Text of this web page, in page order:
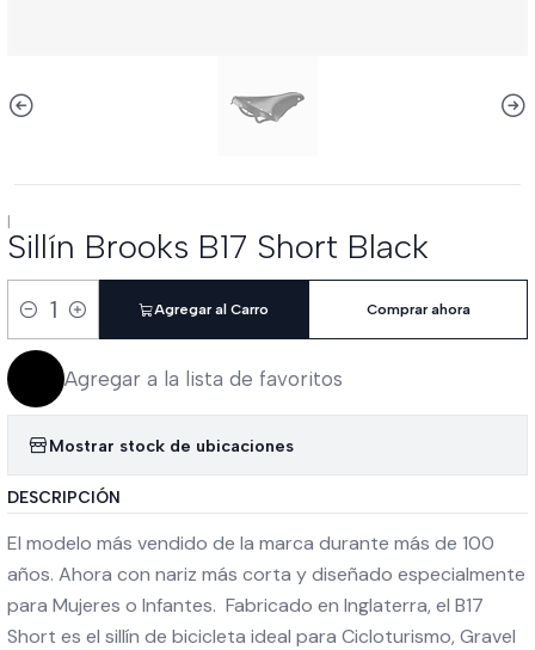
|
Sillín Brooks B17 Short Black
Cantidad
Agregar al Carro Comprar ahora
Agregar a la lista de favoritos
Mostrar stock de ubicaciones
DESCRIPCIÓN
El modelo más vendido de la marca durante más de 100
años. Ahora con nariz más corta y diseñado especialmente
para Mujeres o Infantes. Fabricado en Inglaterra, el B17
Short es el sillín de bicicleta ideal para Cicloturismo, Gravel